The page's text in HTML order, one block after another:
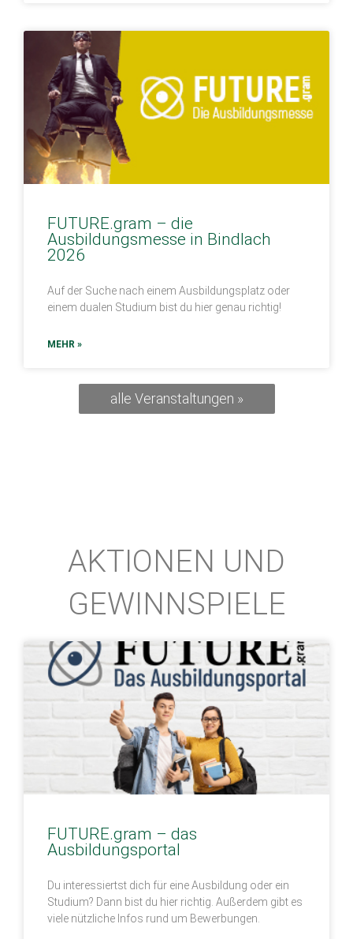
FUTURE.gram – die
Ausbildungsmesse in Bindlach
2026
Auf der Suche nach einem Ausbildungsplatz oder
einem dualen Studium bist du hier genau richtig!
MEHR »
alle Veranstaltungen »
AKTIONEN UND
GEWINNSPIELE
FUTURE.gram – das
Ausbildungsportal
Du interessiertst dich für eine Ausbildung oder ein
Studium? Dann bist du hier richtig. Außerdem gibt es
viele nützliche Infos rund um Bewerbungen.